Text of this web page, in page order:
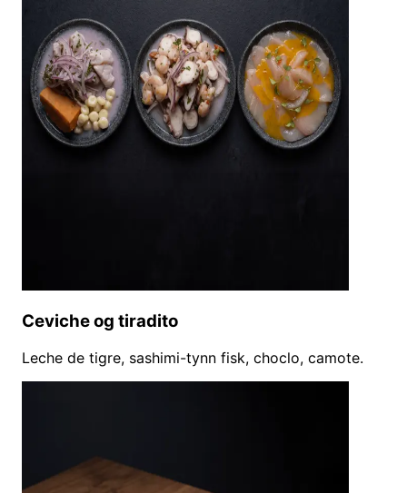
Ceviche og tiradito
Leche de tigre, sashimi-tynn fisk, choclo, camote.